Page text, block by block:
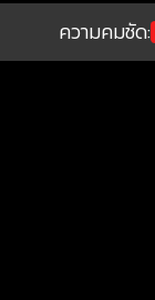
ความคมชัด: